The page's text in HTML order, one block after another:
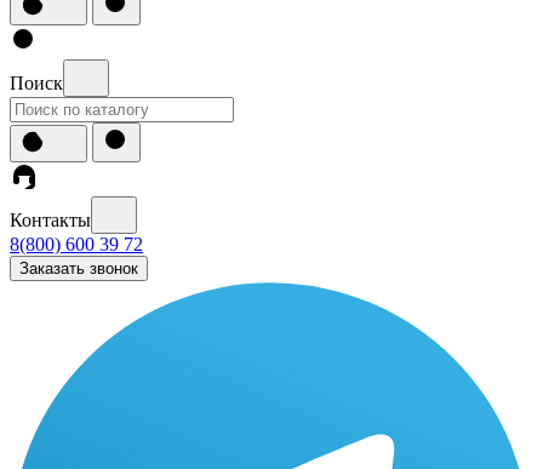
Поиск
Контакты
8(800) 600 39 72
Заказать звонок